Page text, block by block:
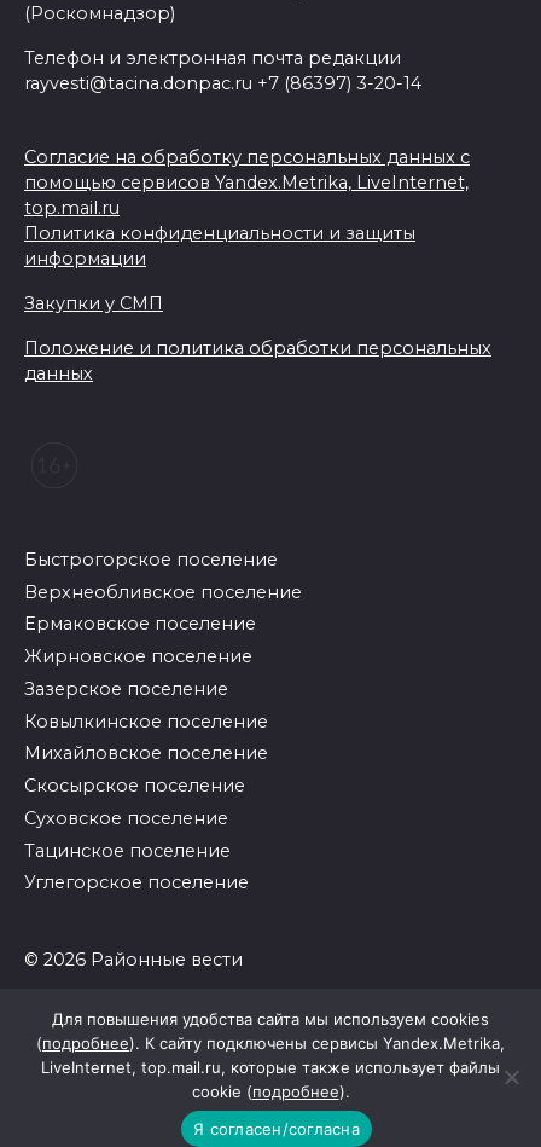
(Роскомнадзор)
Телефон и электронная почта редакции
rayvesti@tacina.donpac.ru +7 (86397) 3-20-14
Согласие на обработку персональных данных с
помощью сервисов Yandex.Metrika, LiveInternet,
top.mail.ru
Политика конфиденциальности и защиты
информации
Закупки у СМП
Положение и политика обработки персональных
данных
Быстрогорское поселение
Верхнеобливское поселение
Ермаковское поселение
Жирновское поселение
Зазерское поселение
Ковылкинское поселение
Михайловское поселение
Скосырское поселение
Суховское поселение
Тацинское поселение
Углегорское поселение
© 2026 Районные вести
Для повышения удобства сайта мы используем cookies
(подробнее). К сайту подключены сервисы Yandex.Metrika,
LiveInternet, top.mail.ru, которые также использует файлы
cookie (подробнее).
Я согласен/согласна